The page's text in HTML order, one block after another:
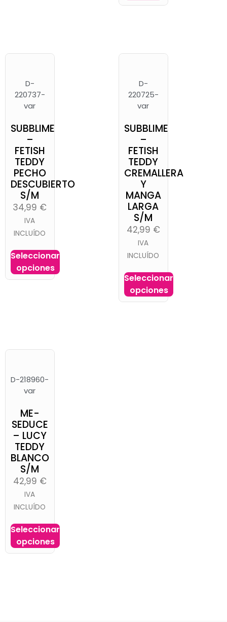
D-
220737-
var
SUBBLIME
–
FETISH
TEDDY
PECHO
DESCUBIERTO
S/M
34,99 €
IVA
INCLUÍDO
Seleccionar
opciones
D-
220725-
var
SUBBLIME
–
FETISH
TEDDY
CREMALLERA
Y
MANGA
LARGA
S/M
42,99 €
IVA
INCLUÍDO
Seleccionar
opciones
D-218960-
var
ME-
SEDUCE
– LUCY
TEDDY
BLANCO
S/M
42,99 €
IVA
INCLUÍDO
Seleccionar
opciones